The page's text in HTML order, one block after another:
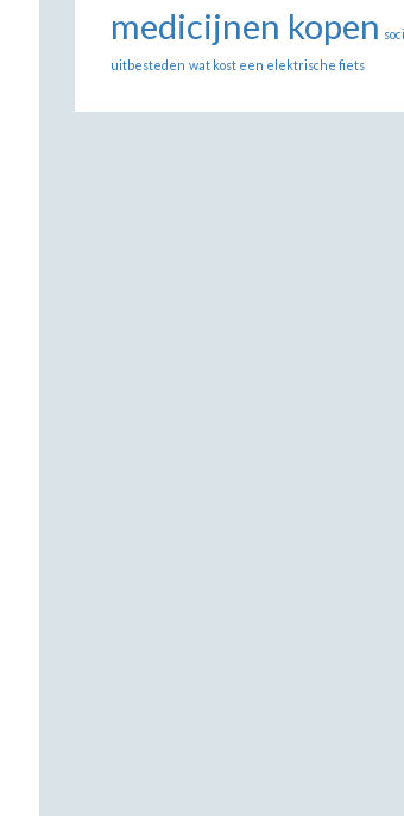
medicijnen kopen
uitbesteden wat kost een elektrische fiets